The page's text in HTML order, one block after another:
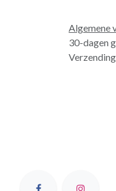
Algemene
30-dagen